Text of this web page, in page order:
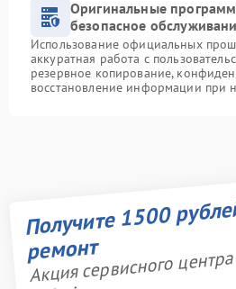
Оригинальные
безопасное
Использование официальных
аккуратная работа с
резервное копирование,
восстановление информации при
Получите 1500
ремонт
Акция сервисного центра